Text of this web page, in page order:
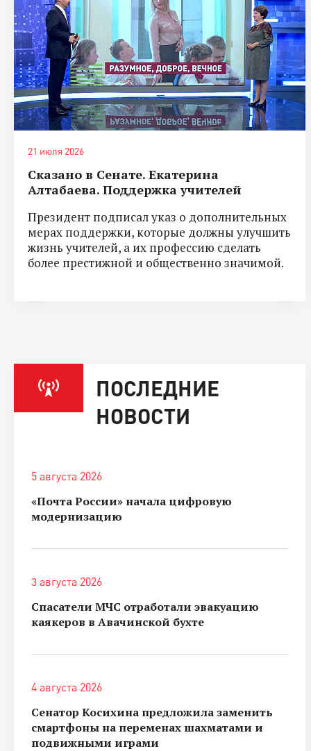
21 июля 2026
Сказано в Сенате. Екатерина
Алтабаева. Поддержка учителей
Президент подписал указ о дополнительных
мерах поддержки, которые должны улучшить
жизнь учителей, а их профессию сделать
более престижной и общественно значимой.
ПОСЛЕДНИЕ
НОВОСТИ
5 августа 2026
«Почта России» начала цифровую
модернизацию
3 августа 2026
Спасатели МЧС отработали эвакуацию
каякеров в Авачинской бухте
4 августа 2026
Сенатор Косихина предложила заменить
смартфоны на переменах шахматами и
подвижными играми